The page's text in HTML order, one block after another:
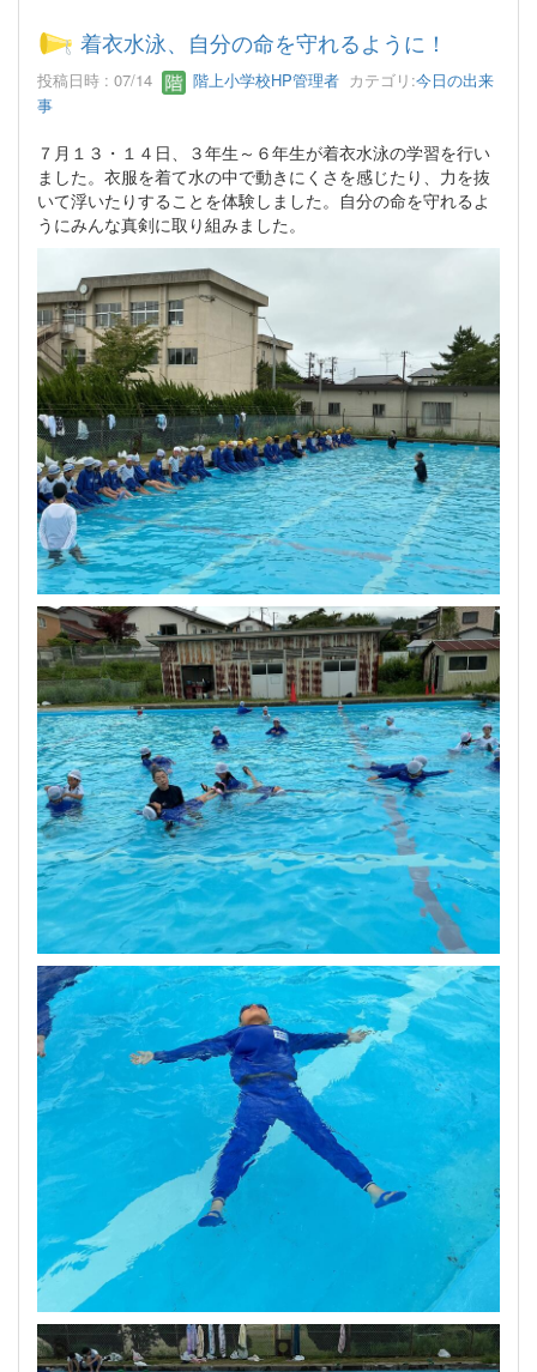
着衣水泳、自分の命を守れるように！
投稿日時 : 07/14 階上小学校HP管理者 カテゴリ:今日の出来
事
７月１３・１４日、３年生～６年生が着衣水泳の学習を行い
ました。衣服を着て水の中で動きにくさを感じたり、力を抜
いて浮いたりすることを体験しました。自分の命を守れるよ
うにみんな真剣に取り組みました。